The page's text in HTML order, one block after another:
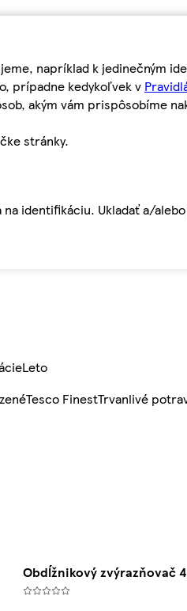
napríklad k jedinečným
prípadne kedykoľvek v
akým vám prispôsobíme
stránky.
identifikáciu. Ukladať a/
Leto
Tesco FinestTrvanlivé
Obdĺžnikový zvýrazňovač